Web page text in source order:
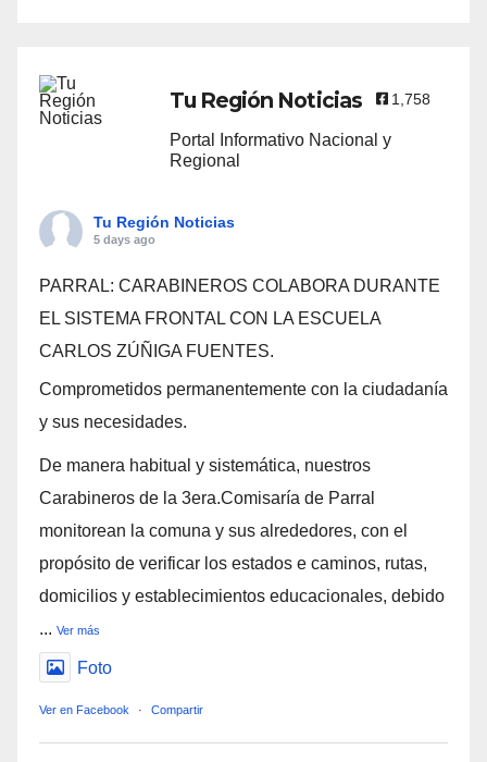
Tu Región Noticias 1,758
Portal Informativo Nacional y
Regional
Tu Región Noticias
5 days ago
PARRAL: CARABINEROS COLABORA DURANTE
EL SISTEMA FRONTAL CON LA ESCUELA
CARLOS ZÚÑIGA FUENTES.
Comprometidos permanentemente con la ciudadanía
y sus necesidades.
De manera habitual y sistemática, nuestros
Carabineros de la 3era.Comisaría de Parral
monitorean la comuna y sus alrededores, con el
propósito de verificar los estados e caminos, rutas,
domicilios y establecimientos educacionales, debido
... Ver más
Foto
Ver en Facebook · Compartir